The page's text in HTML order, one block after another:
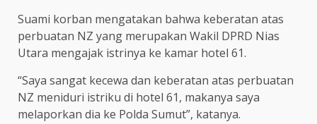
Suami korban mengatakan bahwa keberatan atas
perbuatan NZ yang merupakan Wakil DPRD Nias
Utara mengajak istrinya ke kamar hotel 61.
“Saya sangat kecewa dan keberatan atas perbuatan
NZ meniduri istriku di hotel 61, makanya saya
melaporkan dia ke Polda Sumut”, katanya.